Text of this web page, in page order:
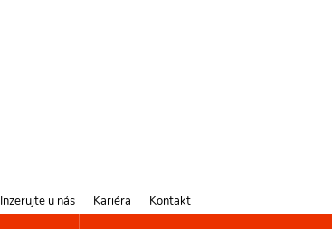
Inzerujte u nás Kariéra Kontakt